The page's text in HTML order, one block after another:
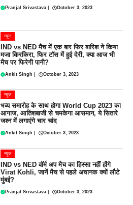
Pranjal Srivastava October 3, 2023
न्यूज
IND vs NED मैच में एक बार फिर बारिश ने किया
मजा किरकिरा, फिर टॉस में हुई देरी, क्या आज भी
मैच पर फिरेगी पानी?
Ankit Singh October 3, 2023
न्यूज
भव्य समारोह के साथ होगा World Cup 2023 का
आगाज, आतिशबाजी से चमकेगा आसमान, ये सितारे
जश्न में लगाएंगे चार चांद
Ankit Singh October 3, 2023
न्यूज
IND vs NED वॉर्म अप मैच का हिस्सा नहीं होंगे
Virat Kohli, जानें मैच से पहले अचानक क्यों लौटे
मुंबई?
Pranjal Srivastava October 3, 2023